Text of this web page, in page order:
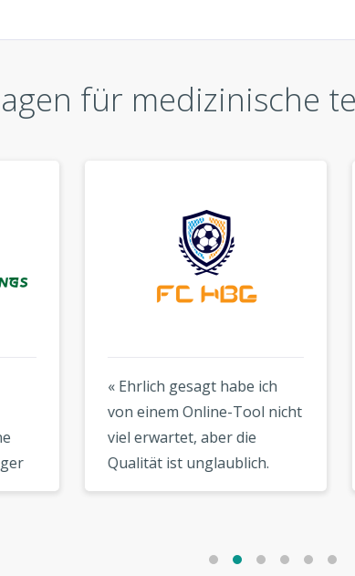
für medizinische
« Ehrlich gesagt habe ich
von einem Online-Tool nicht
viel erwartet, aber die
Qualität ist unglaublich.
Mein Logo sieht aus, als
« Ich
für